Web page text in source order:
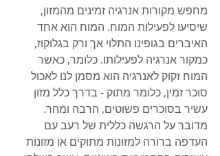
מחפש מקורות אנרגיה זמינים מהמזון,
שיסיעו לפעילות המוח. המוח הוא אחד
האיברים בגופינו התלוי אך ורק בגלוקוז,
כמקור אנרגיה לפעילותו. כלומר, כאשר
המוח זקוק לאנרגיה הוא מסמן לנו לאכול
סוכר זמין, כלומר מתוק - בדרך כלל מזון
עשיר בסוכרים פשוטים, הרבה ומהר.
מדובר על הרגשה כללית של רעב עם
העדפה ברורה למזונות מתוקים או מזונות